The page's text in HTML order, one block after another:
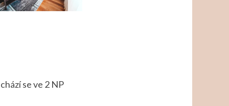
se ve 2 NP